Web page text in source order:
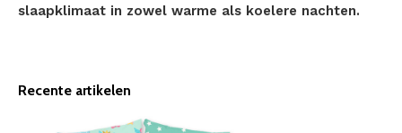
slaapklimaat in zowel warme als koelere nachten.
Recente artikelen